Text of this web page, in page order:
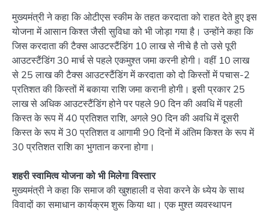
मुख्यमंत्री ने कहा कि ओटीएस स्कीम के तहत करदाता को राहत देते हुए इस
योजना में आसान किश्त जैसी सुविधा को भी जोड़ा गया है। उन्होंने कहा कि
जिस करदाता की टैक्स आउटस्टैंडिंग 10 लाख से नीचे है तो उसे पूरी
आउटस्टैंडिंग 30 मार्च से पहले एकमुश्त जमा करनी होगी। वहीं 10 लाख
से 25 लाख की टैक्स आउटस्टैंडिंग में करदाता को दो किस्तों में पचास-2
प्रतिशत की किस्तों में बकाया राशि जमा करानी होगी। इसी प्रकार 25
लाख से अधिक आउटस्टैंडिंग होने पर पहले 90 दिन की अवधि में पहली
किस्त के रूप में 40 प्रतिशत राशि, अगले 90 दिन की अवधि में दूसरी
किस्त के रूप में 30 प्रतिशत व आगामी 90 दिनों में अंतिम किश्त के रूप में
30 प्रतिशत राशि का भुगतान करना होगा।
शहरी स्वामित्व योजना को भी मिलेगा विस्तार
मुख्यमंत्री ने कहा कि समाज की खुशहाली व सेवा करने के ध्येय के साथ
विवादों का समाधान कार्यक्रम शुरू किया था। एक मुश्त व्यवस्थापन